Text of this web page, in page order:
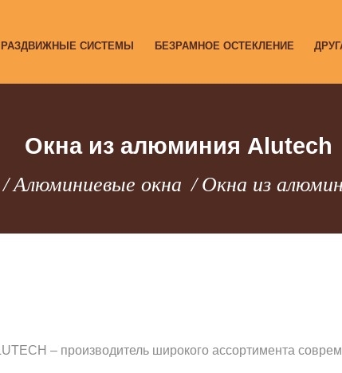
РАЗДВИЖНЫЕ СИСТЕМЫ БЕЗРАМНОЕ ОСТЕКЛЕНИЕ
Окна из алюминия Alutech
Алюминиевые окна Окна из
– производитель широкого ассортимента